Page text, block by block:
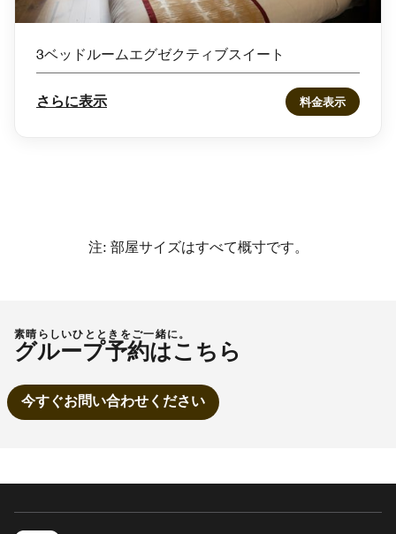
3ベッドルームエグゼクティブスイート
さらに表示 料金表示
注: 部屋サイズはすべて概寸です。
素晴らしいひとときをご一緒に。
グループ予約はこちら
今すぐお問い合わせください